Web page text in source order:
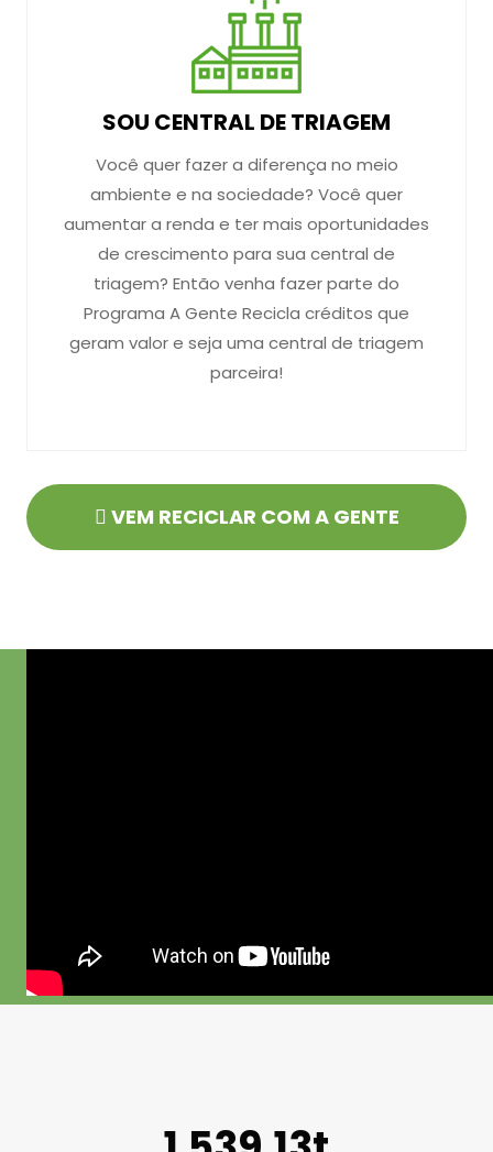
SOU CENTRAL DE TRIAGEM
Você quer fazer a diferença no meio
ambiente e na sociedade? Você quer
aumentar a renda e ter mais oportunidades
de crescimento para sua central de
triagem? Então venha fazer parte do
Programa A Gente Recicla créditos que
geram valor e seja uma central de triagem
parceira!
VEM RECICLAR COM A GENTE